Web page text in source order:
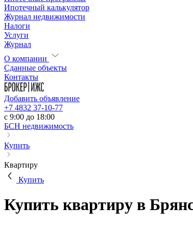
Ипотечный калькулятор
Журнал недвижимости
Налоги
Услуги
Журнал
О компании
Сданные объекты
Контакты
Добавить объявление
+7 4832 37-10-77
c 9:00 до 18:00
БСН недвижимость
Купить
Квартиру
Купить
Купить квартиру в